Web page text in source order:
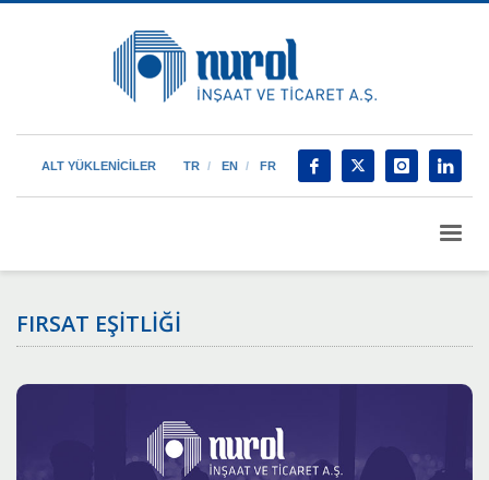
ALT YÜKLENİCİLER TR EN FR
FIRSAT EŞİTLİĞİ